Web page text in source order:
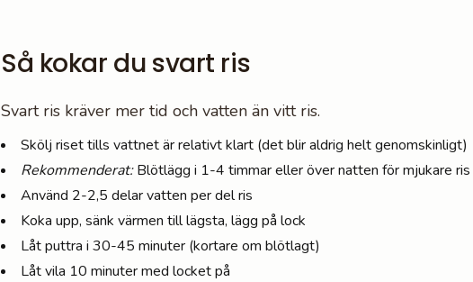
Så kokar du svart ris
Svart ris kräver mer tid och vatten än vitt ris.
Skölj riset tills vattnet är relativt klart (det blir aldrig helt genomskinligt)
Rekommenderat:Blötlägg i 1-4 timmar eller över natten för mjukare
Använd 2-2,5 delar vatten per del ris
Koka upp, sänk värmen till lägsta, lägg på lock
Låt puttra i 30-45 minuter (kortare om blötlagt)
Låt vila 10 minuter med locket på